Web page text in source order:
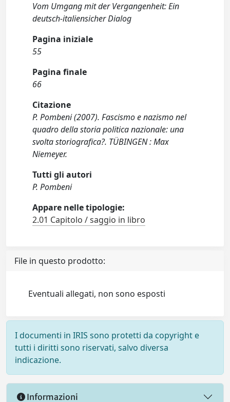
Vom Umgang mit der Vergangenheit: Ein
deutsch-italiensicher Dialog
Pagina iniziale
55
Pagina finale
66
Citazione
P. Pombeni (2007). Fascismo e nazismo nel
quadro della storia politica nazionale: una
svolta storiografica?. TÜBINGEN : Max
Niemeyer.
Tutti gli autori
P. Pombeni
Appare nelle tipologie:
2.01 Capitolo / saggio in libro
File in questo prodotto:
Eventuali allegati, non sono esposti
I documenti in IRIS sono protetti da copyright e
tutti i diritti sono riservati, salvo diversa
indicazione.
Informazioni